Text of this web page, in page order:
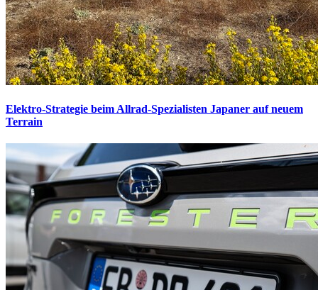
Elektro-Strategie beim Allrad-Spezialisten Japaner auf neuem
Terrain